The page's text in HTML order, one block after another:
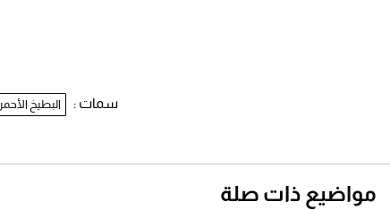
سمات : البطيخ الأحمر
مواضيع ذات صلة